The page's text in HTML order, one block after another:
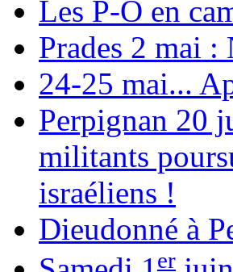
Les P-O en
Prades 2 mai
24-25 mai...
Perpignan 20
militants
israéliens !
Dieudonné à
er